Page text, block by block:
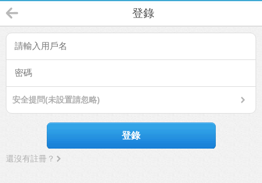
登錄
安全提問(未設置請忽略)
登錄
還沒有註冊？